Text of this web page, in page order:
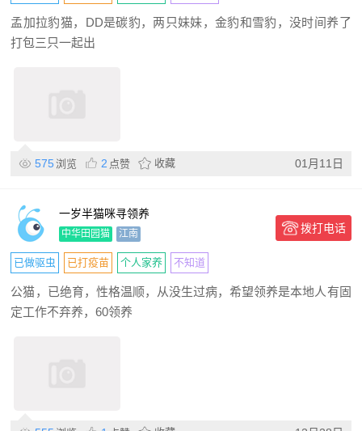
孟加拉豹猫，DD是碳豹，两只妹妹，金豹和雪豹，没时间养了
打包三只一起出
575 浏览 2 点赞 收藏 01月11日
一岁半猫咪寻领养
中华田园猫 江南 拨打电话
已做驱虫 已打疫苗 个人家养 不知道
公猫，已绝育，性格温顺，从没生过病，希望领养是本地人有固
定工作不弃养，60领养